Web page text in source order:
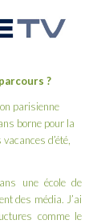
?
parisienne
borne pour la
d’été,
une école de
des média. J’ai
comme le